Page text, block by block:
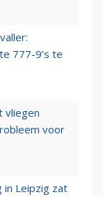
777-9’s te
vliegen
voor
in Leipzig zat